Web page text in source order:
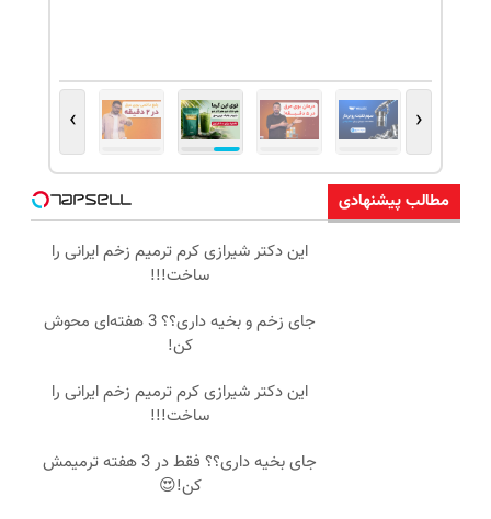
‹
›
مطالب پیشنهادی
این دکتر شیرازی کرم ترمیم زخم ایرانی را
ساخت!!!
جای زخم و بخیه داری؟؟ 3 هفته‌ای محوش
کن!
این دکتر شیرازی کرم ترمیم زخم ایرانی را
ساخت!!!
جای بخیه داری؟؟ فقط در 3 هفته ترمیمش
کن!😍